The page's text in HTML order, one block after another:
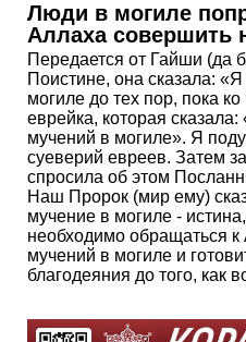
Люди в могиле
Аллаха совершить
Передается от Гайши (да
Поистине, она сказала:
могиле до тех пор, пока
еврейка, которая
мучений в могиле». Я
суеверий евреев. Затем
спросила об этом
Наш Пророк (мир ему)
мучение в могиле -
необходимо обращаться
мучений в могиле и
благодеяния до того, как